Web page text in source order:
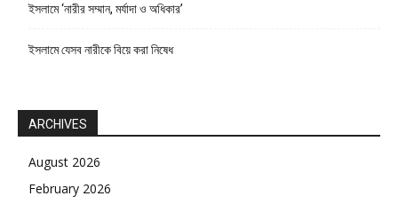
ইসলামে ‘নারীর সম্মান, মর্যাদা ও অধিকার’
ইসলামে যেসব নারীকে বিয়ে করা নিষেধ
ARCHIVES
August 2026
February 2026